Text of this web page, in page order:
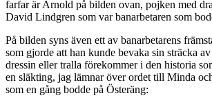
farfar är Arnold på bilden ovan, pojken med
David Lindgren som var banarbetaren som
På bilden syns även ett av banarbetarens
som gjorde att han kunde bevaka sin sträcka
dressin eller tralla förekommer i den historia
en släkting, jag lämnar över ordet till Minda
som en gång bodde på Österäng: